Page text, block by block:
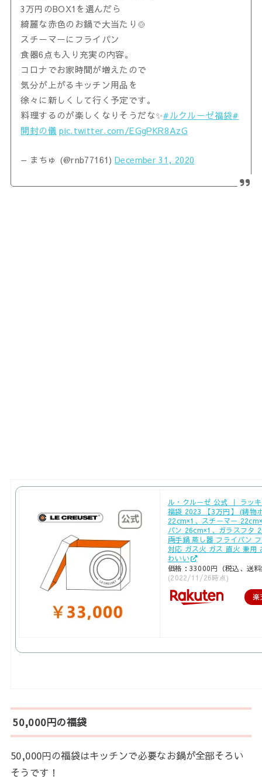
3万円のBOX1を選んだら
綺麗な赤色のお鍋で大当たり🍲
スチーマーにフライパン
食器6点も入り充実の内容。
コロナでお家時間が増えたので
気分が上がるキッチン用品を
徐々に新しくして行く予定です。
料理するのが楽しくなりそうだな✨#ルクルーゼ福袋#
開封の儀 pic.twitter.com/EGgPKR8AzG
— まちゅ (@rnb77161)December 31, 2020
ル・クルーゼ 公式 ｜ ラッ
福袋 2023 【3万円】 (鋳物
22cm×1、スチーマー
パン 26cm×1、ガラスフタ
両手鍋 蒸し器 フライパン
対応 ガス火 ガス 直火 兼用
わいい
価格：33000円（税込、送
(2022/11/26時点)
楽
50,000円の福袋
50,000円の福袋はキッチンで必要なお鍋が全部そろい
そうです！